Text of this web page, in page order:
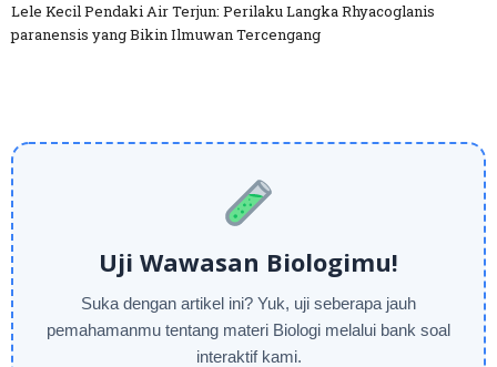
Lele Kecil Pendaki Air Terjun: Perilaku Langka Rhyacoglanis
paranensis yang Bikin Ilmuwan Tercengang
Uji Wawasan Biologimu!
Suka dengan artikel ini? Yuk, uji seberapa jauh
pemahamanmu tentang materi Biologi melalui bank soal
interaktif kami.